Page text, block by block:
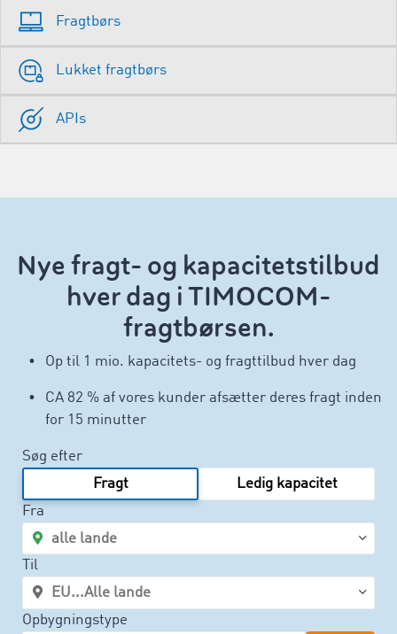
Fragtbørs
Lukket fragtbørs
APIs
Nye fragt- og kapacitetstilbud
hver dag i TIMOCOM-
fragtbørsen.
Op til 1 mio. kapacitets- og fragttilbud hver dag
CA 82 % af vores kunder afsætter deres fragt inden
for 15 minutter
Søg efter
Fragt
Ledig kapacitet
Fra
Til
Opbygningstype